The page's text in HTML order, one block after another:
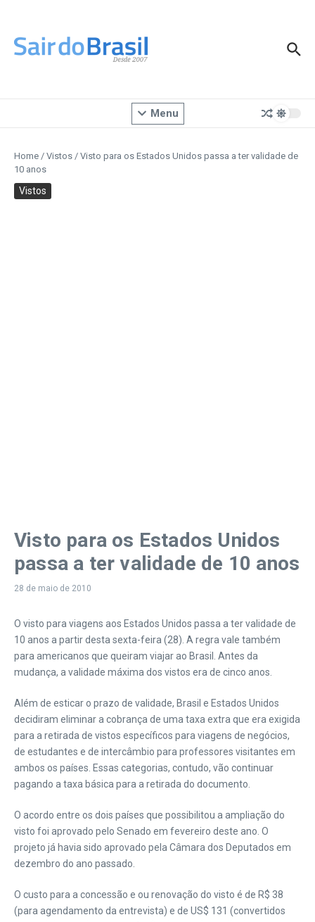
Menu
Home / Vistos / Visto para os Estados Unidos passa a ter validade de
10 anos
Vistos
Visto para os Estados Unidos
passa a ter validade de 10 anos
28 de maio de 2010
O visto para viagens aos Estados Unidos passa a ter validade de
10 anos a partir desta sexta-feira (28). A regra vale também
para americanos que queiram viajar ao Brasil. Antes da
mudança, a validade máxima dos vistos era de cinco anos.
Além de esticar o prazo de validade, Brasil e Estados Unidos
decidiram eliminar a cobrança de uma taxa extra que era exigida
para a retirada de vistos específicos para viagens de negócios,
de estudantes e de intercâmbio para professores visitantes em
ambos os países. Essas categorias, contudo, vão continuar
pagando a taxa básica para a retirada do documento.
O acordo entre os dois países que possibilitou a ampliação do
visto foi aprovado pelo Senado em fevereiro deste ano. O
projeto já havia sido aprovado pela Câmara dos Deputados em
dezembro do ano passado.
O custo para a concessão e ou renovação do visto é de R$ 38
(para agendamento da entrevista) e de US$ 131 (convertidos